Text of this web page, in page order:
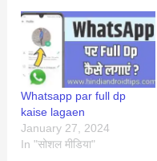
Whatsapp par full dp
kaise lagaen
January 27, 2024
In "सोशल मीडिया"